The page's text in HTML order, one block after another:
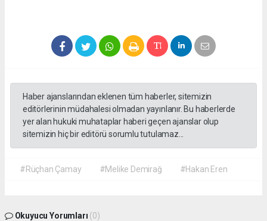
Haber ajanslarından eklenen tüm haberler, sitemizin
editörlerinin müdahalesi olmadan yayınlanır. Bu haberlerde
yer alan hukuki muhataplar haberi geçen ajanslar olup
sitemizin hiç bir editörü sorumlu tutulamaz...
#Rüçhan Çamay #Melike Demirağ #Hakan Eren
Okuyucu Yorumları (0)